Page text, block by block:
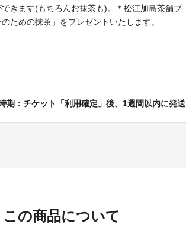
きます(もちろんお抹茶も)。＊松江加島茶舗ブ
ための抹茶」をプレゼントいたします。
期：チケット「利用確定」後、1週間以内に発送
この商品について